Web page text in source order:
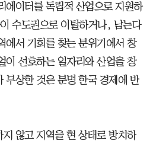
에이터를 독립적 산업으로 지원하
수도권으로 이탈하거나, 남는다
에서 기회를 찾는 분위기에서 창
이 선호하는 일자리와 산업을 창
부상한 것은 분명 한국 경제에 반
않고 지역을 현 상태로 방치하